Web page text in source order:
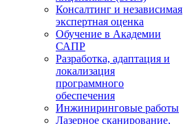
Консалтинг и независимая
экспертная оценка
Обучение в Академии
САПР
Разработка, адаптация и
локализация
программного
обеспечения
Инжиниринговые работы
Лазерное сканирование,